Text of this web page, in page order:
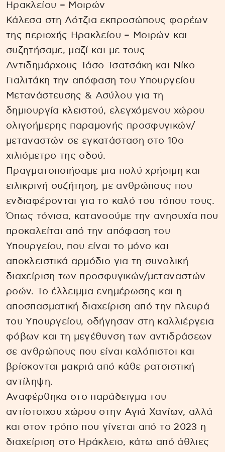
Ηρακλείου – Μοιρών
Κάλεσα στη Λότζια εκπροσώπους φορέων
της περιοχής Ηρακλείου – Μοιρών και
συζητήσαμε, μαζί και με τους
Αντιδημάρχους Τάσο Τσατσάκη και Νίκο
Γιαλιτάκη την απόφαση του Υπουργείου
Μετανάστευσης & Ασύλου για τη
δημιουργία κλειστού, ελεγχόμενου χώρου
ολιγοήμερης παραμονής προσφυγικών/
μεταναστών σε εγκατάσταση στο 10ο
χιλιόμετρο της οδού.
Πραγματοποιήσαμε μια πολύ χρήσιμη και
ειλικρινή συζήτηση, με ανθρώπους που
ενδιαφέρονται για το καλό του τόπου τους.
Όπως τόνισα, κατανοούμε την ανησυχία που
προκαλείται από την απόφαση του
Υπουργείου, που είναι το μόνο και
αποκλειστικά αρμόδιο για τη συνολική
διαχείριση των προσφυγικών/μεταναστών
ροών. Το έλλειμμα ενημέρωσης και η
αποσπασματική διαχείριση από την πλευρά
του Υπουργείου, οδήγησαν στη καλλιέργεια
φόβων και τη μεγέθυνση των αντιδράσεων
σε ανθρώπους που είναι καλόπιστοι και
βρίσκονται μακριά από κάθε ρατσιστική
αντίληψη.
Αναφέρθηκα στο παράδειγμα του
αντίστοιχου χώρου στην Αγιά Χανίων, αλλά
και στον τρόπο που γίνεται από το 2023 η
διαχείριση στο Ηράκλειο, κάτω από άθλιες